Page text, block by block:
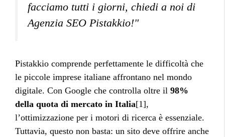
facciamo tutti i giorni, chiedi a noi di
Agenzia SEO Pistakkio!"
Pistakkio comprende perfettamente le difficoltà che
le piccole imprese italiane affrontano nel mondo
digitale. Con Google che controlla oltre il 98%
della quota di mercato in Italia[1],
l’ottimizzazione per i motori di ricerca è essenziale.
Tuttavia, questo non basta: un sito deve offrire anche